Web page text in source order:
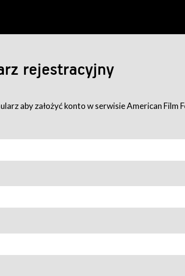
rejestracyjny
aby założyć konto w serwisie American Film